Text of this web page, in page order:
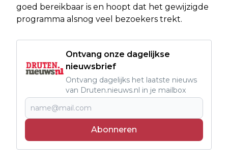
goed bereikbaar is en hoopt dat het gewijzigde
programma alsnog veel bezoekers trekt.
Ontvang onze dagelijkse
nieuwsbrief
Ontvang dagelijks het laatste nieuws
van Druten.nieuws.nl in je mailbox
Abonneren